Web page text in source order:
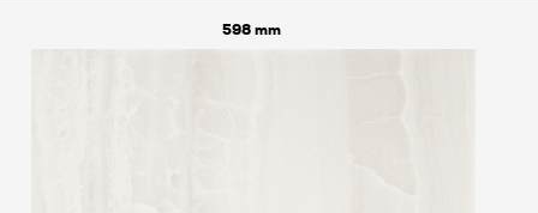
598